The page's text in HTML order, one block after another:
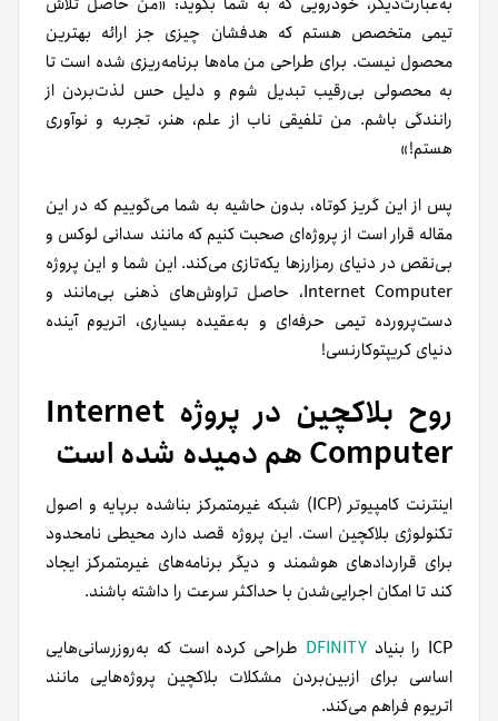
تیمی متخصص هستم که هدفشان چیزی جز ارائه بهترین
محصول نیست. برای طراحی من ماه‌ها برنامه‌ریزی شده است تا
به محصولی بی‌رقیب تبدیل شوم و دلیل حس لذت‌بردن از
رانندگی باشم. من تلفیقی ناب از علم، هنر، تجربه و نوآوری
هستم!»
پس از این گریز کوتاه، بدون حاشیه به شما می‌گوییم که در این
مقاله قرار است از پروژه‌ای صحبت کنیم که مانند سدانی لوکس و
بی‌نقص در دنیای رمزارزها یکه‌تازی می‌کند. این شما و این پروژه
Internet Computer، حاصل تراوش‌های ذهنی بی‌مانند و
دست‌پرورده تیمی حرفه‌ای و به‌عقیده بسیاری، اتریوم آینده
دنیای کریپتوکارنسی!
روح بلاکچین در پروژه Internet
Computer هم دمیده شده است
اینترنت کامپیوتر (ICP) شبکه غیرمتمرکز بنا‌شده برپایه و اصول
تکنولوژی بلاکچین است. این پروژه قصد دارد محیطی نامحدود
برای قراردادهای هوشمند و دیگر برنامه‌های غیرمتمرکز ایجاد
کند تا امکان اجرایی‌شدن با حداکثر سرعت را داشته باشند.
ICP را بنیاد DFINITY طراحی کرده است که به‌روز‌رسانی‌هایی
اساسی برای ازبین‌بردن مشکلات بلاکچین پروژه‌هایی مانند
اتریوم فراهم می‌کند.